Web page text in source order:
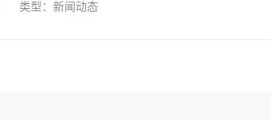
类型：新闻动态